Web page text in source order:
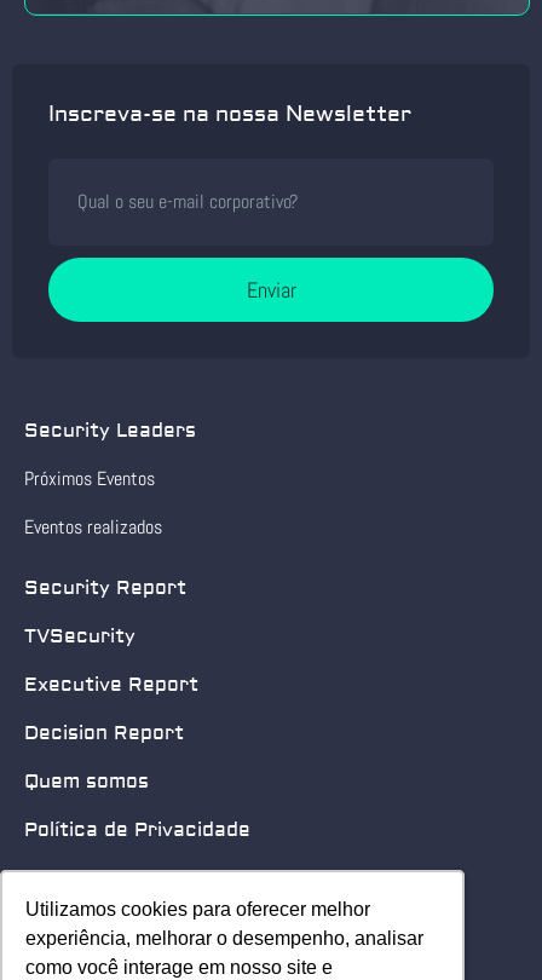
Utilizamos cookies para oferecer melhor
experiência, melhorar o desempenho, analisar
como você interage em nosso site e
Utilizamos cookies para oferecer melhor
experiência, melhorar o desempenho, analisar
como você interage em nosso site e
Inscreva-se na nossa Newsletter
Enviar
Security Leaders
Próximos Eventos
Eventos realizados
Security Report
TVSecurity
Executive Report
Decision Report
Quem somos
Política de Privacidade
Quero patrocinar
Contato
Home